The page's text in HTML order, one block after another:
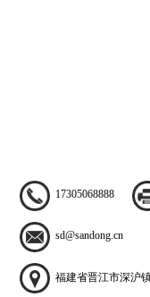
17305068888
sd@sandong.cn
福建省晋江市深沪